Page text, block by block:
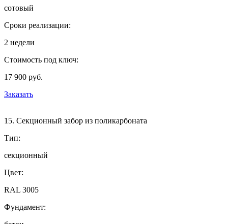
сотовый
Сроки реализации:
2 недели
Стоимость под ключ:
17 900 руб.
Заказать
15. Секционный забор из поликарбоната
Тип:
секционный
Цвет:
RAL 3005
Фундамент: